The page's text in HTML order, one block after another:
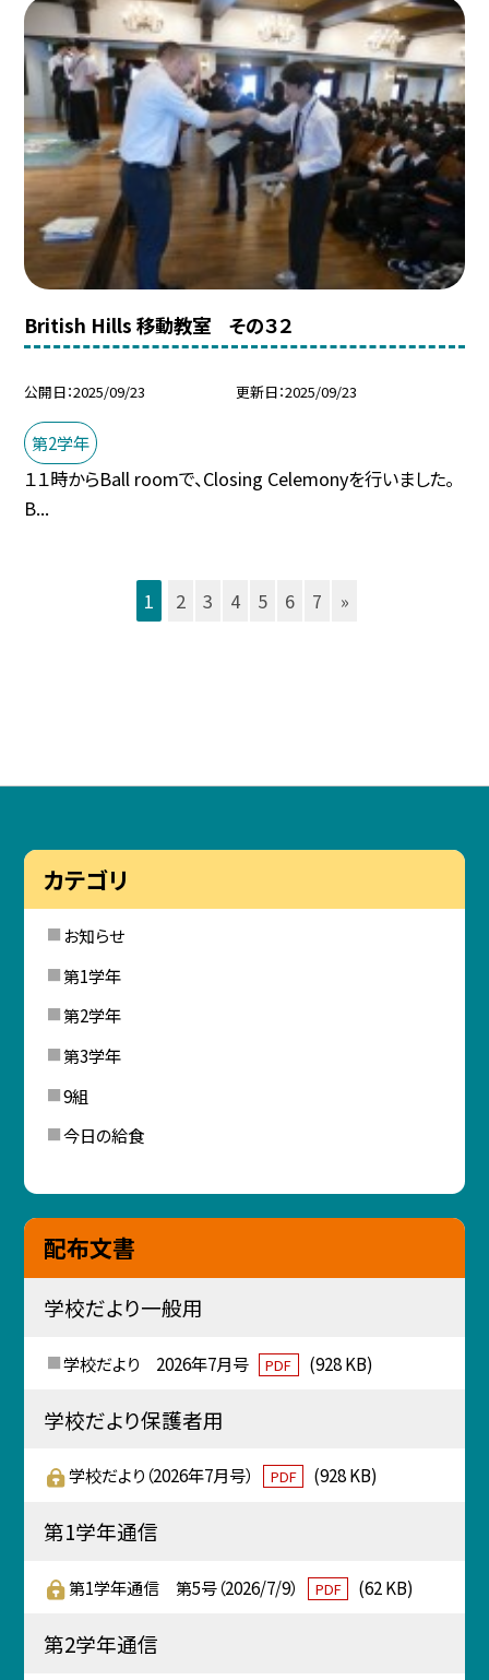
British Hills 移動教室 その３２
公開日 2025/09/23 更新日 2025/09/23
第2学年
１１時からBall roomで、Closing Celemonyを行いました。
B...
1 2 3 4 5 6 7 »
カテゴリ
お知らせ
第1学年
第2学年
第3学年
9組
今日の給食
配布文書
学校だより一般用
学校だより 2026年7月号 PDF (928 KB)
学校だより保護者用
学校だより（2026年7月号） PDF (928 KB)
第1学年通信
第1学年通信 第5号（2026/7/9） PDF (62 KB)
第2学年通信